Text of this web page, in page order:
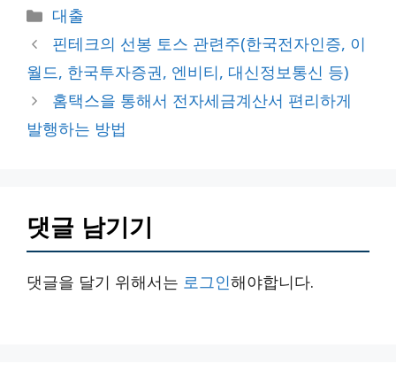
카
테
고
리
대출
핀테크의 선봉 토스 관련주(한국전자인증, 이
월드, 한국투자증권, 엔비티, 대신정보통신 등)
홈택스을 통해서 전자세금계산서 편리하게
발행하는 방법
댓글 남기기
댓글을 달기 위해서는 로그인해야합니다.